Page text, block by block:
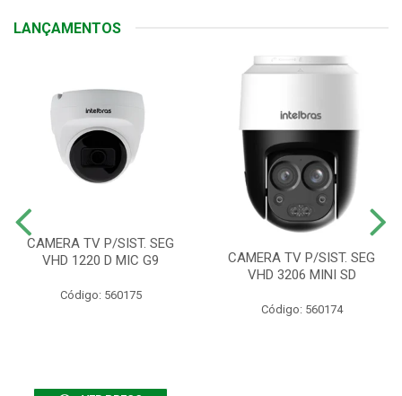
LANÇAMENTOS
CAMERA TV P/SIST. SEG
VHD 1220 D MIC G9
Código: 560175
CAMERA TV P/SIST. SEG
VHD 3206 MINI SD
Código: 560174